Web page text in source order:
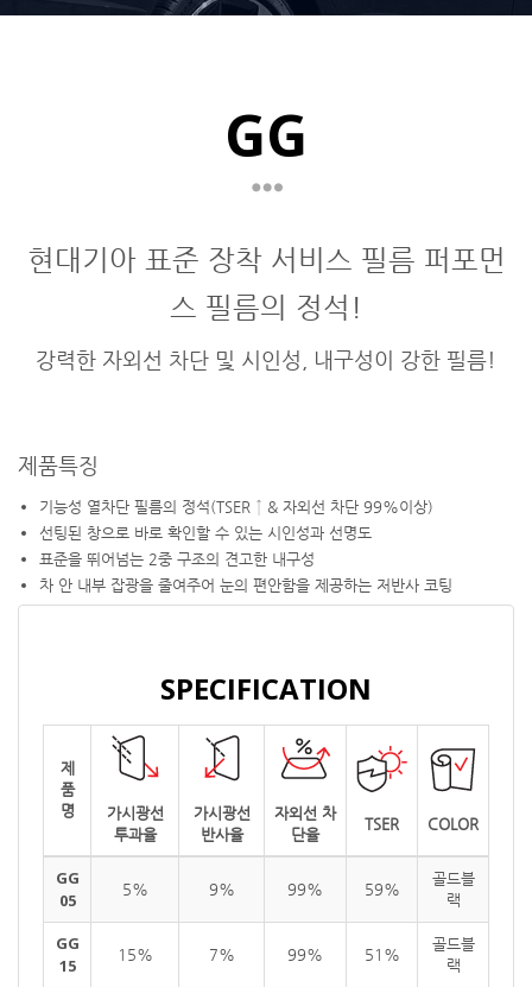
GG
현대기아 표준 장착 서비스 필름 퍼포먼
스 필름의 정석!
강력한 자외선 차단 및 시인성, 내구성이 강한 필름!
제품특징
기능성 열차단 필름의 정석(TSER ↑ & 자외선 차단 99%이상)
선팅된 창으로 바로 확인할 수 있는 시인성과 선명도
표준을 뛰어넘는 2중 구조의 견고한 내구성
차 안 내부 잡광을 줄여주어 눈의 편안함을 제공하는 저반사 코팅
SPECIFICATION
제
품
명
가시광선
투과율
가시광선
반사율
자외선 차
단율
TSER COLOR
GG
05
5% 9% 99% 59%
골드블
랙
GG
15
15% 7% 99% 51%
골드블
랙